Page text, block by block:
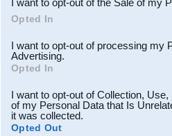
Opted In
I want to opt-out of processing my
Advertising.
Opted In
I want to opt-out of Collection,
of my Personal Data that Is
it was collected.
Opted Out